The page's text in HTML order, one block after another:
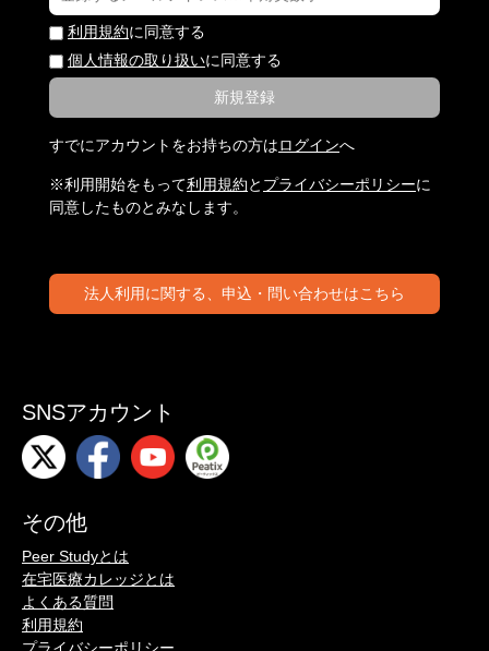
利用規約に同意する
個人情報の取り扱いに同意する
新規登録
すでにアカウントをお持ちの方はログインへ
※利用開始をもって利用規約と プライバシーポリシーに
同意したものとみなします。
法人利用に関する、申込・問い合わせはこちら
SNSアカウント
その他
Peer Studyとは
在宅医療カレッジとは
よくある質問
利用規約